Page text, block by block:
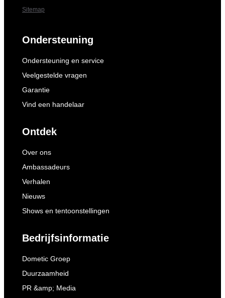
Sitemap
Ondersteuning
Ondersteuning en service
Veelgestelde vragen
Garantie
Vind een handelaar
Ontdek
Over ons
Ambassadeurs
Verhalen
Nieuws
Shows en tentoonstellingen
Bedrijfsinformatie
Dometic Groep
Duurzaamheid
PR &amp; Media